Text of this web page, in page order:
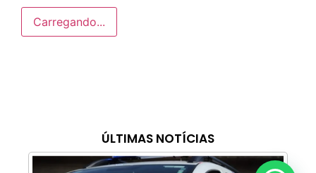
ÚLTIMAS NOTÍCIAS
Carregando...